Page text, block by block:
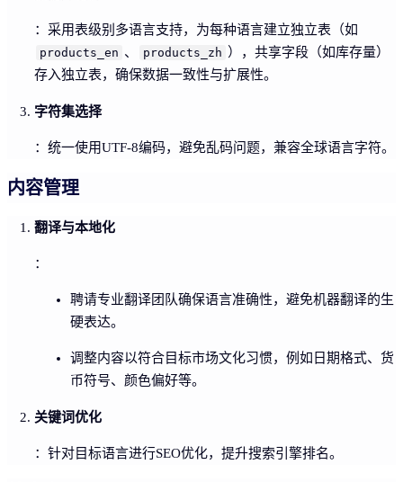
：采用表级别多语言支持，为每种语言建立独立表（如
products_en 、 products_zh ），共享字段（如库存量）
存入独立表，确保数据一致性与扩展性。
字符集选择
：统一使用UTF-8编码，避免乱码问题，兼容全球语言字符。
内容管理
翻译与本地化
：
聘请专业翻译团队确保语言准确性，避免机器翻译的生
硬表达。
调整内容以符合目标市场文化习惯，例如日期格式、货
币符号、颜色偏好等。
关键词优化
：针对目标语言进行SEO优化，提升搜索引擎排名。